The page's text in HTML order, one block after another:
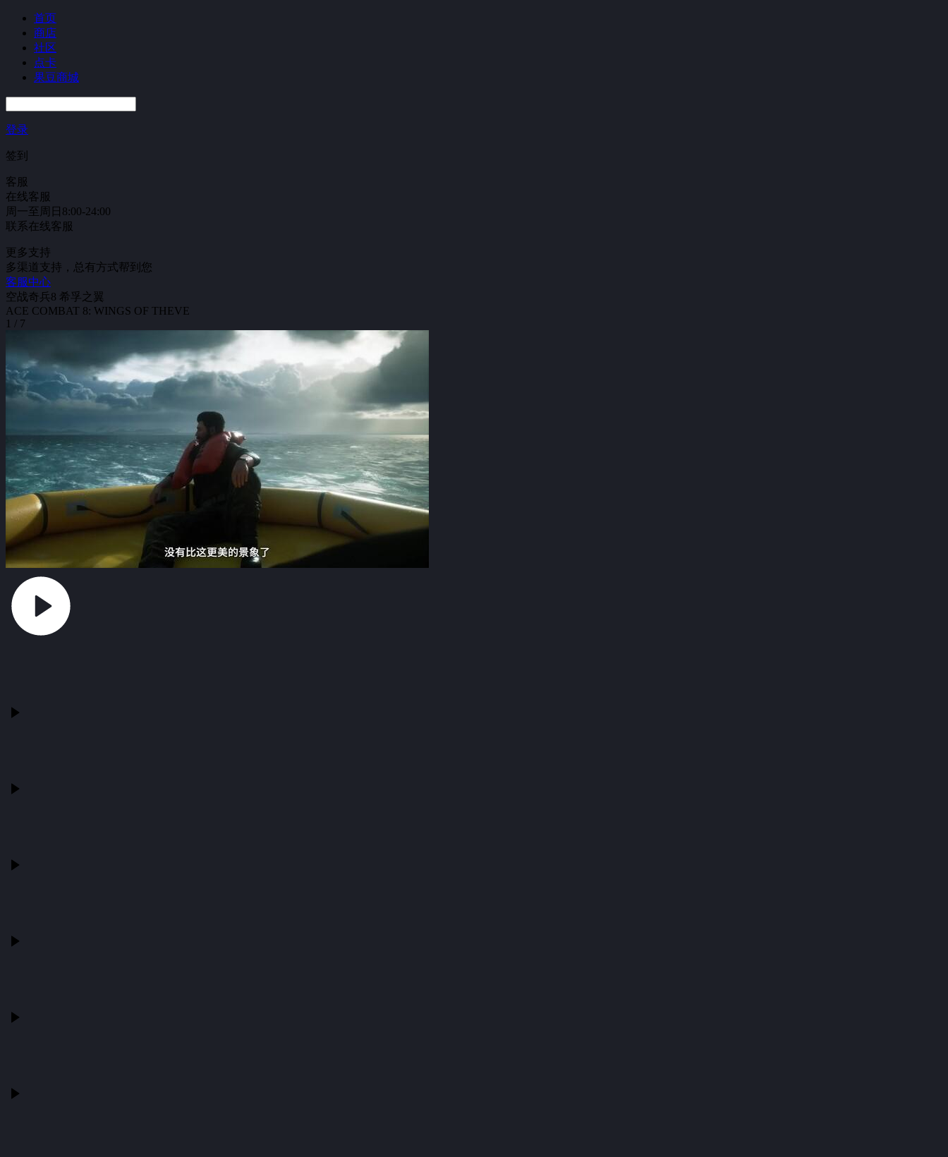
首页
商店
社区
点卡
果豆商城
登录
签到
客服
在线客服
周一至周日8:00-24:00
联系在线客服
更多支持
多渠道支持，总有方式帮到您
客服中心
空战奇兵8 希孚之翼
ACE COMBAT 8: WINGS OF THEVE
1 / 7